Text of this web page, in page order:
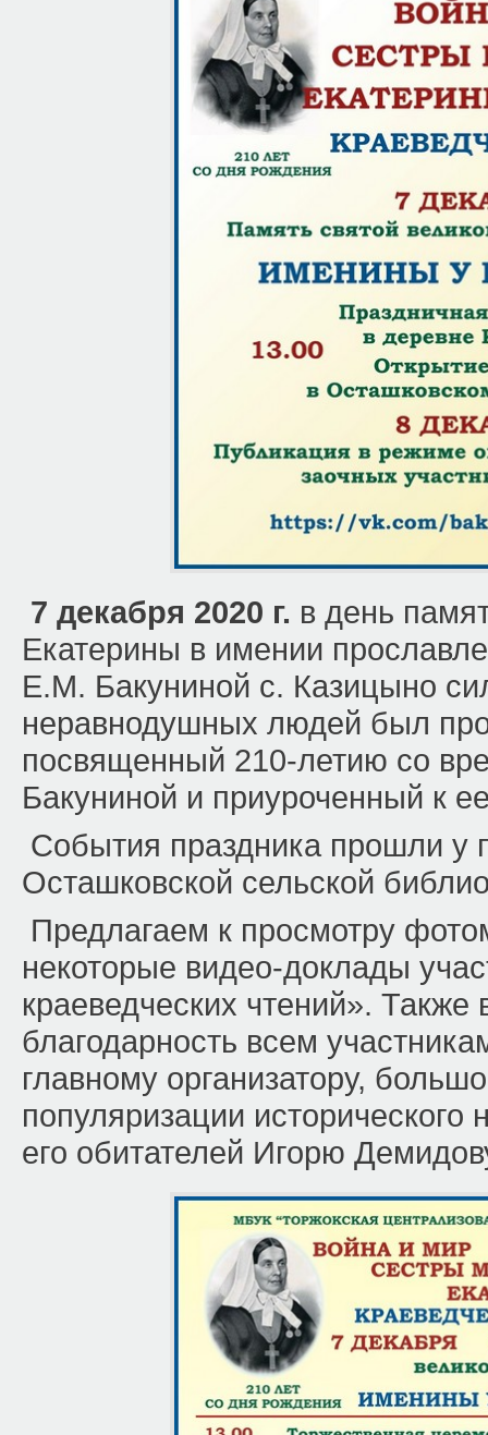
7 декабря 2020 г. в день
Екатерины в имении
Е.М. Бакуниной с. Казицыно
неравнодушных людей был
посвященный 210-летию со
Бакуниной и приуроченный к
События праздника прошли у
Осташковской сельской
Предлагаем к просмотру
некоторые видео-доклады
краеведческих чтений».
благодарность всем
главному организатору,
популяризации
его обитателей Игорю